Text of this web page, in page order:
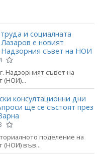
и социалната
е новият
Надзорния съвет на НОИ
Надзорният съвет на
(НОИ)...
консултационни дни
ще се състоят през
поделение на
(НОИ) във...